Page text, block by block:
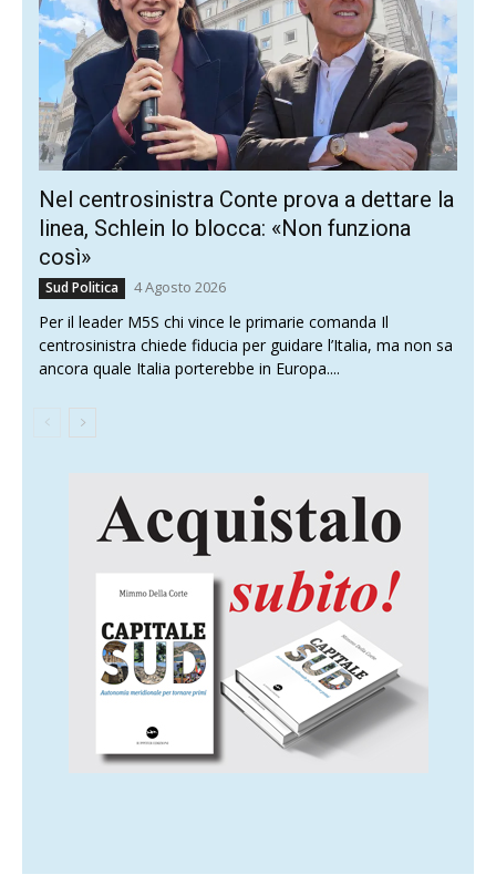
Nel centrosinistra Conte prova a dettare la
linea, Schlein lo blocca: «Non funziona
così»
Sud Politica 4 Agosto 2026
Per il leader M5S chi vince le primarie comanda Il
centrosinistra chiede fiducia per guidare l’Italia, ma non sa
ancora quale Italia porterebbe in Europa....